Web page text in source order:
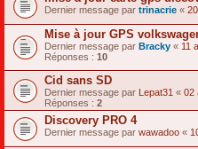
Dernier message par trinacrie «
Mise à jour GPS
Dernier message par Bracky « 11
Réponses : 10
Cid sans SD
Dernier message par Lepat31 « 02
Réponses : 2
Discovery PRO 4
Dernier message par wawadoo «